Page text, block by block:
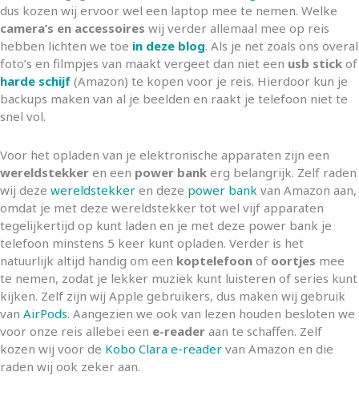
dus kozen wij ervoor wel een laptop mee te nemen. Welke
camera’s en accessoires wij verder allemaal mee op reis
hebben lichten we toe in deze blog. Als je net zoals ons overal
foto’s en filmpjes van maakt vergeet dan niet een usb stick of
harde schijf (Amazon) te kopen voor je reis. Hierdoor kun je
backups maken van al je beelden en raakt je telefoon niet te
snel vol.
Voor het opladen van je elektronische apparaten zijn een
wereldstekker en een power bank erg belangrijk. Zelf raden
wij deze wereldstekker en deze power bank van Amazon aan,
omdat je met deze wereldstekker tot wel vijf apparaten
tegelijkertijd op kunt laden en je met deze power bank je
telefoon minstens 5 keer kunt opladen. Verder is het
natuurlijk altijd handig om een koptelefoon of oortjes mee
te nemen, zodat je lekker muziek kunt luisteren of series kunt
kijken. Zelf zijn wij Apple gebruikers, dus maken wij gebruik
van AirPods. Aangezien we ook van lezen houden besloten we
voor onze reis allebei een e-reader aan te schaffen. Zelf
kozen wij voor de Kobo Clara e-reader van Amazon en die
raden wij ook zeker aan.